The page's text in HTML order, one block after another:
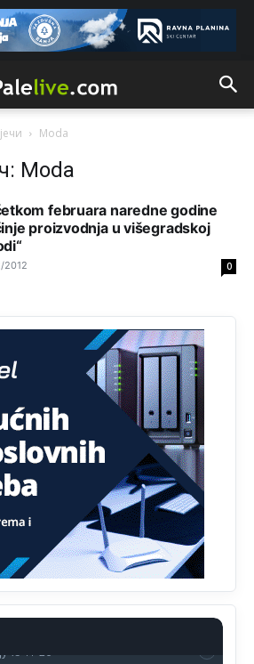
Moda
Moda
februara naredne godine
proizvodnja u višegradskoj
2012 0
8/6/2026 1:38
život i tešku bolest
6/2026 1:42
umro nego sto se rodio.
8/6/2026 6:20
ovog vjeka,neko rece za
kaki su oni srbi...i poce dalje da
sta je bilo u Ag-ci...
јуче 11:13
јуче
ljudi,uzeli bi sve da mogu...a ja srce
se tudjoj sreci.I ko ima i ko nema
јуче
11:24